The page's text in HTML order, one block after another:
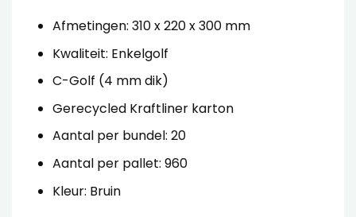
Afmetingen: 310 x 220 x 300 mm
Kwaliteit: Enkelgolf
C-Golf (4 mm dik)
Gerecycled Kraftliner karton
Aantal per bundel: 20
Aantal per pallet: 960
Kleur: Bruin